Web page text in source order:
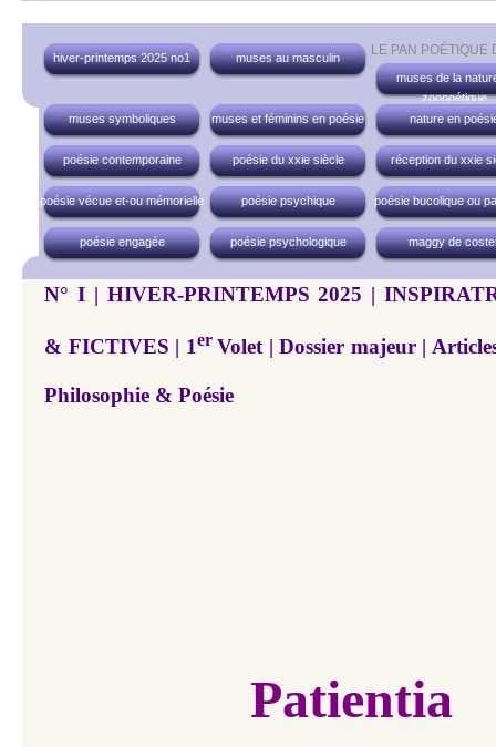
LE PAN POÉTIQUE
hiver-printemps 2025 no1
muses au masculin
muses de la
zoopoétique
muses symboliques
muses et féminins en poésie nature en
poésie contemporaine poésie du xxie siècle réception du xxie
poésie vécue et-ou mémorielle poésie psychique poésie bucolique ou
poésie engagée poésie psychologique maggy de
N° I | HIVER-PRINTEMPS 2025 |
& FICTIVES | 1er Volet | Dossier majeur |
Philosophie & Poésie
Patientia